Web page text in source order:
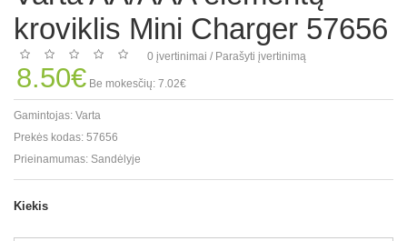
kroviklis Mini Charger 57656
0 įvertinimai / Parašyti įvertinimą
8.50€ Be mokesčių: 7.02€
Gamintojas: Varta
Prekės kodas: 57656
Prieinamumas: Sandėlyje
Kiekis